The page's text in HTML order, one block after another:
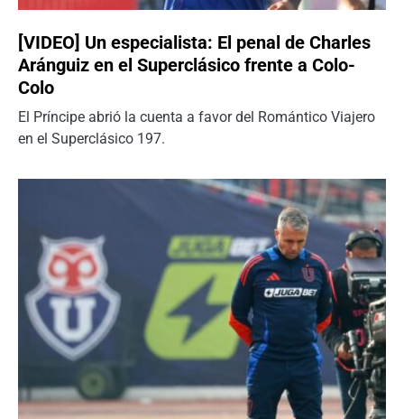
[VIDEO] Un especialista: El penal de Charles
Aránguiz en el Superclásico frente a Colo-
Colo
El Príncipe abrió la cuenta a favor del Romántico Viajero
en el Superclásico 197.